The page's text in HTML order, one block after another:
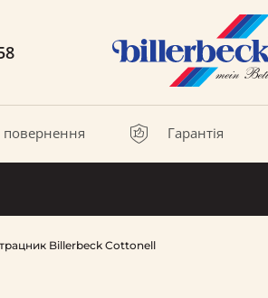
повернення Гарантія
Billerbeck Cottonell